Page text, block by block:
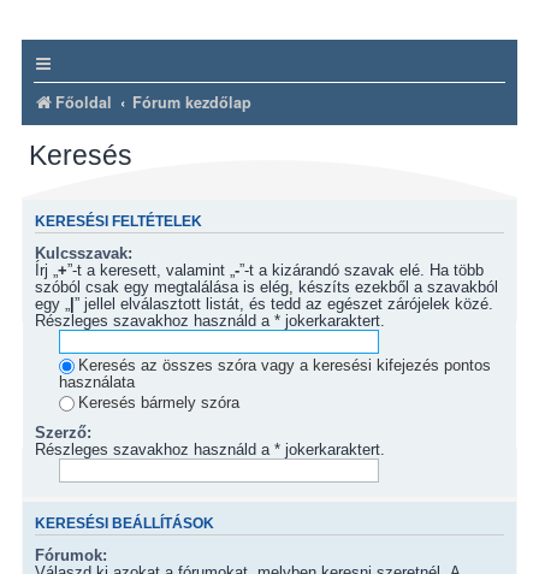
Főoldal Fórum kezdőlap
Keresés
KERESÉSI FELTÉTELEK
Kulcsszavak:
Írj „+”-t a keresett, valamint „-”-t a kizárandó szavak elé. Ha több
szóból csak egy megtalálása is elég, készíts ezekből a szavakból
egy „
|” jellel elválasztott listát, és tedd az egészet zárójelek közé.
Részleges szavakhoz használd a * jokerkaraktert.
Keresés az összes szóra vagy a keresési kifejezés pontos
használata
Keresés bármely szóra
Szerző:
Részleges szavakhoz használd a * jokerkaraktert.
KERESÉSI BEÁLLÍTÁSOK
Fórumok: